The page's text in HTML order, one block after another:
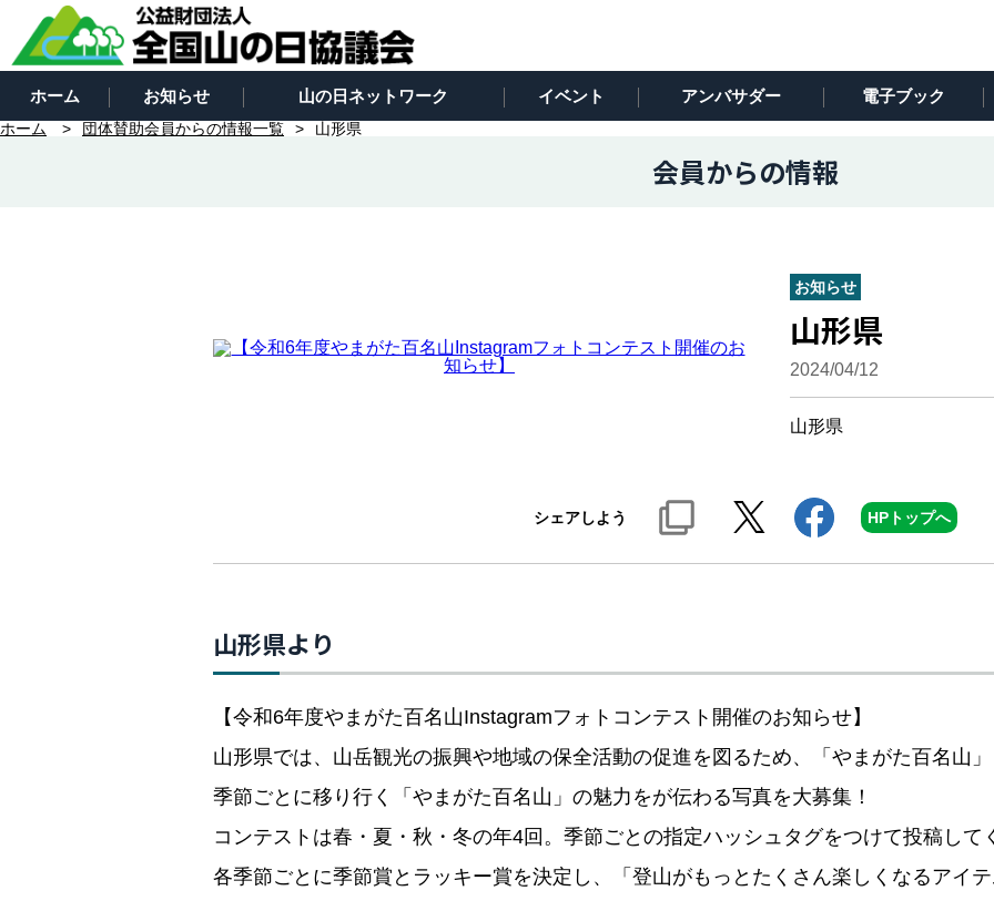
ホーム お知らせ 山の日ネットワーク イベント アンバサダー 電子ブック
ホーム 団体賛助会員からの情報一覧 山形県
会員からの情報
お知らせ
山形県
2024/04/12
山形県
シェアしよう HPトップへ
山形県より
【令和6年度やまがた百名山Instagramフォトコンテスト開催のお知らせ】
山形県では、山岳観光の振興や地域の保全活動の促進を図るため、「やまがた百名山
季節ごとに移り行く「やまがた百名山」の魅力をが伝わる写真を大募集！
コンテストは春・夏・秋・冬の年4回。季節ごとの指定ハッシュタグをつけて投稿して
各季節ごとに季節賞とラッキー賞を決定し、「登山がもっとたくさん楽しくなるアイ